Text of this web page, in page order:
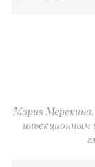
Мария Мерекина,